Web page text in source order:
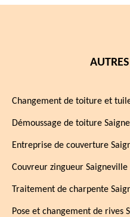
Changement de toiture et
Démoussage de toiture
Entreprise de couverture
Couvreur zingueur Saigneville
Traitement de charpente
Pose et changement de rives